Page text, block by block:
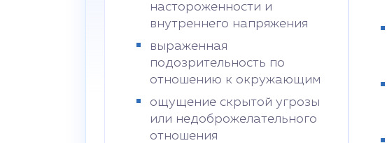
настороженности и
внутреннего напряжения
выраженная
подозрительность по
отношению к окружающим
ощущение скрытой угрозы
или недоброжелательного
отношения